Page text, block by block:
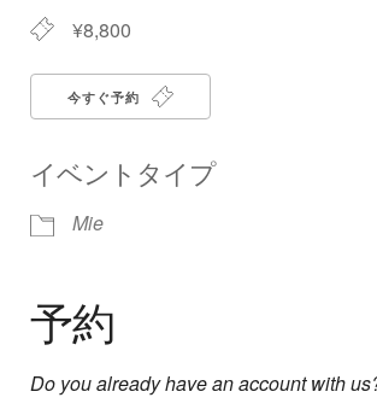
¥8,800
今すぐ予約
イベントタイプ
Mie
予約
Do you already have an account with